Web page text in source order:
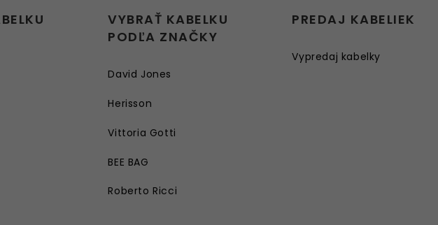
VYBRAŤ KABELKU
PODĽA ZNAČKY
David Jones
Herisson
Vittoria Gotti
BEE BAG
Roberto Ricci
PREDAJ KABELIEK
Vypredaj kabelky